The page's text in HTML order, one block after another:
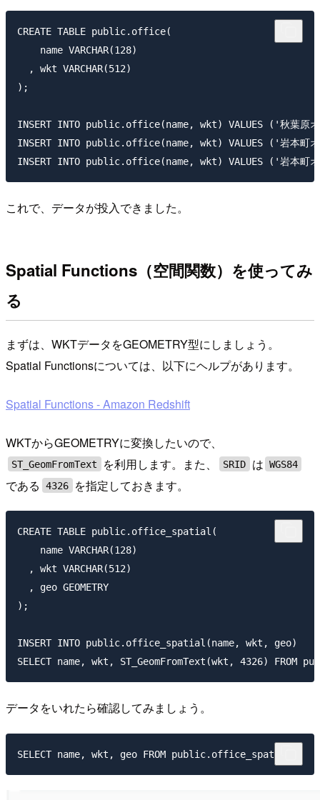
CREATE TABLE public.office(
    name VARCHAR(128)
  , wkt VARCHAR(512)
);
INSERT INTO public.office(name, wkt) VALUES ('秋葉原
INSERT INTO public.office(name, wkt) VALUES ('岩本
これで、データが投入できました。
Spatial Functions（空間関数）を使ってみ
る
まずは、WKTデータをGEOMETRY型にしましょう。
Spatial Functionsについては、以下にヘルプがあります。
Spatial Functions - Amazon Redshift
WKTからGEOMETRYに変換したいので、
ST_GeomFromText を利用します。また、 SRID は WGS84
である 4326 を指定しておきます。
CREATE TABLE public.office_spatial(
    name VARCHAR(128)
  , wkt VARCHAR(512)
  , geo GEOMETRY
);
INSERT INTO public.office_spatial(name, wkt, geo)
データをいれたら確認してみましょう。